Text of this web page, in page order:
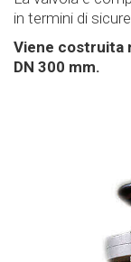
Valvole
Contatti
in termini di
Viene costruita
DN 300 mm.